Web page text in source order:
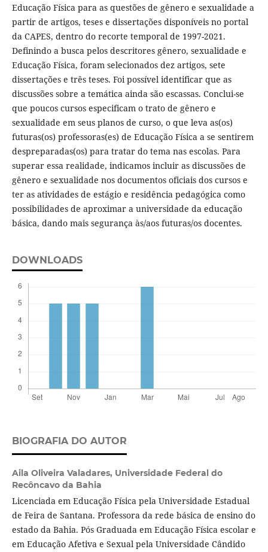
Educação Física para as questões de gênero e sexualidade a
partir de artigos, teses e dissertações disponíveis no portal
da CAPES, dentro do recorte temporal de 1997-2021.
Definindo a busca pelos descritores gênero, sexualidade e
Educação Física, foram selecionados dez artigos, sete
dissertações e três teses. Foi possível identificar que as
discussões sobre a temática ainda são escassas. Conclui-se
que poucos cursos especificam o trato de gênero e
sexualidade em seus planos de curso, o que leva as(os)
futuras(os) professoras(es) de Educação Física a se sentirem
despreparadas(os) para tratar do tema nas escolas. Para
superar essa realidade, indicamos incluir as discussões de
gênero e sexualidade nos documentos oficiais dos cursos e
ter as atividades de estágio e residência pedagógica como
possibilidades de aproximar a universidade da educação
básica, dando mais segurança às/aos futuras/os docentes.
DOWNLOADS
BIOGRAFIA DO AUTOR
Aila Oliveira Valadares, Universidade Federal do
Recôncavo da Bahia
Licenciada em Educação Física pela Universidade Estadual
de Feira de Santana. Professora da rede básica de ensino do
estado da Bahia. Pós Graduada em Educação Física escolar e
em Educação Afetiva e Sexual pela Universidade Cândido